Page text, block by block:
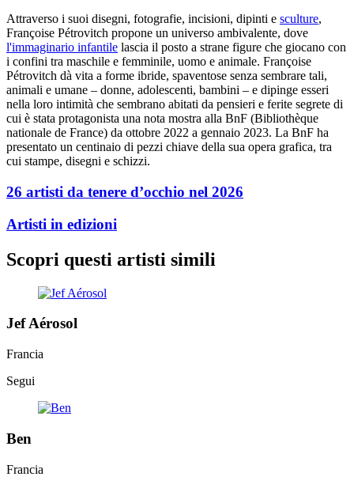
Attraverso i suoi disegni, fotografie, incisioni, dipinti e sculture,
Françoise Pétrovitch propone un universo ambivalente, dove
l'immaginario infantile lascia il posto a strane figure che giocano con
i confini tra maschile e femminile, uomo e animale. Françoise
Pétrovitch dà vita a forme ibride, spaventose senza sembrare tali,
animali e umane – donne, adolescenti, bambini – e dipinge esseri
nella loro intimità che sembrano abitati da pensieri e ferite segrete di
cui è stata protagonista una nota mostra alla BnF (Bibliothèque
nationale de France) da ottobre 2022 a gennaio 2023. La BnF ha
presentato un centinaio di pezzi chiave della sua opera grafica, tra
cui stampe, disegni e schizzi.
26 artisti da tenere d’occhio nel 2026
Artisti in edizioni
Scopri questi artisti simili
Jef Aérosol
Francia
Segui
Ben
Francia